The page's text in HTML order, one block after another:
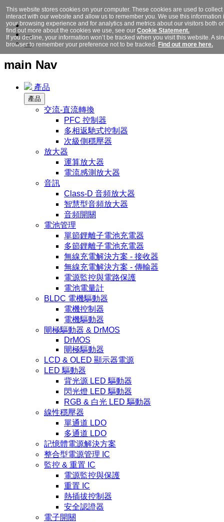
main Nav
產品
產品
交流-直流轉換
PFC 控制器
多相返馳式控制器
次級側穩壓器
放大器
運算放大器
電流感測放大器
音訊
Class-D 音頻放大器
智慧型音頻放大器
音頻開關
電池管理
單節鋰離子電池充電器
多節鋰離子電池充電器
無線充電解決方案 - 接收器
無線充電解決方案 - 傳輸器
電源監控與電路保護
電池電量計
BLDC 電機驅動器
電機控制器
電機驅動器
閘極驅動器 & DrMOS
DrMOS
閘極驅動器
LCD & OLED 顯示器電源
LED 驅動器
背光源 LED 驅動器
閃光燈 LED 驅動器
RGB & 白光 LED 驅動器
線性穩壓器
單通道 LDO
多通道 LDO
記憶體電源解決方案
整合型電源管理 IC
監控 & 重置 IC
電源監控與保護
重置 IC
熱插拔控制器
安全認證器
電子開關
This website stores cookies on your computer. These cookies are used to
interact with our website and allow us to remember you. We use this
your browsing experience and for analytics and metrics about our visitors both
find out more about the cookies we use, see our Cookie Statement.
If you decline, your information won’t be tracked when you visit this website. A
browser to remember your preference not to be tracked. Find out more here.